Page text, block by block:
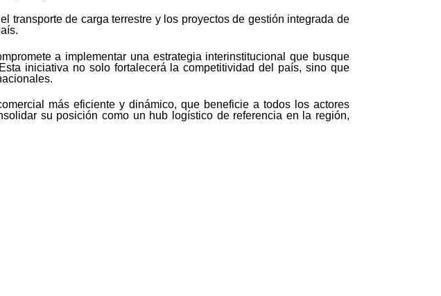
transporte de carga terrestre y los proyectos de gestión integrada de
a implementar una estrategia interinstitucional que busque
iniciativa no solo fortalecerá la competitividad del país, sino que
más eficiente y dinámico, que beneficie a todos los actores
su posición como un hub logístico de referencia en la región,